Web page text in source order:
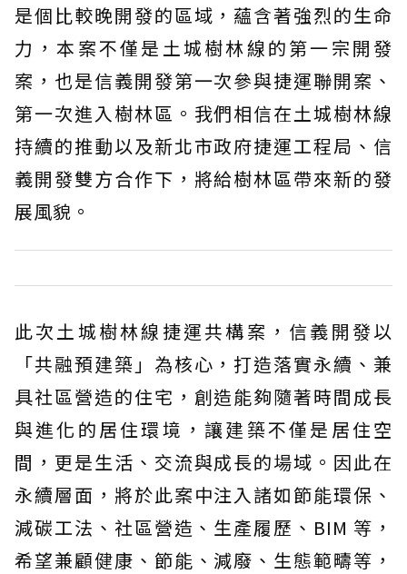
是個比較晚開發的區域，蘊含著強烈的生命
力，本案不僅是土城樹林線的第一宗開發
案，也是信義開發第一次參與捷運聯開案、
第一次進入樹林區。我們相信在土城樹林線
持續的推動以及新北市政府捷運工程局、信
義開發雙方合作下，將給樹林區帶來新的發
展風貌。
此次土城樹林線捷運共構案，信義開發以
「共融預建築」為核心，打造落實永續、兼
具社區營造的住宅，創造能夠隨著時間成長
與進化的居住環境，讓建築不僅是居住空
間，更是生活、交流與成長的場域。因此在
永續層面，將於此案中注入諸如節能環保、
減碳工法、社區營造、生產履歷、BIM 等，
希望兼顧健康、節能、減廢、生態範疇等，